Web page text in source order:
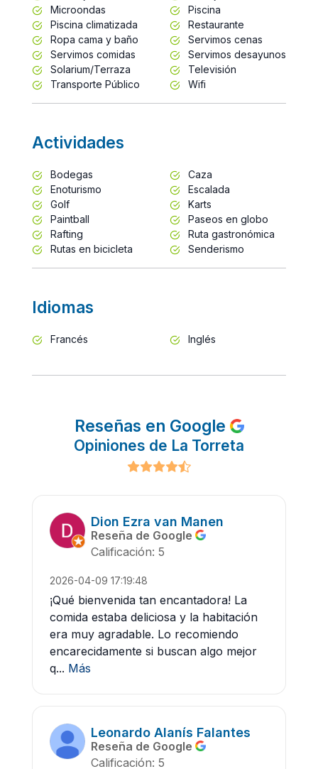
Microondas
Piscina
Piscina climatizada
Restaurante
Ropa cama y baño
Servimos cenas
Servimos comidas
Servimos desayunos
Solarium/Terraza
Televisión
Transporte Público
Wifi
Actividades
Bodegas
Caza
Enoturismo
Escalada
Golf
Karts
Paintball
Paseos en globo
Rafting
Ruta gastronómica
Rutas en bicicleta
Senderismo
Idiomas
Francés Inglés
Reseñas en Google
Opiniones de La Torreta
Dion Ezra van Manen
Reseña de Google
Calificación: 5
2026-04-09 17:19:48
¡Qué bienvenida tan encantadora! La
comida estaba deliciosa y la habitación
era muy agradable. Lo recomiendo
encarecidamente si buscan algo mejor
q... Más
Leonardo Alanís Falantes
Reseña de Google
Calificación: 5